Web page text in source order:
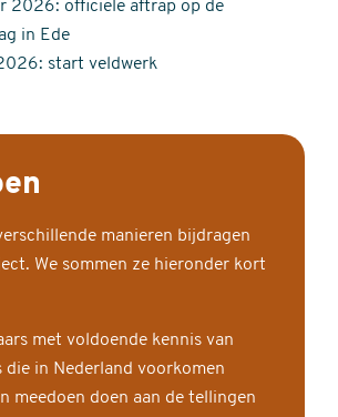
2026: officiële aftrap op de
in Ede
start veldwerk
manieren bijdragen
We sommen ze hieronder kort
met voldoende kennis van
die in Nederland voorkomen
meedoen doen aan de tellingen